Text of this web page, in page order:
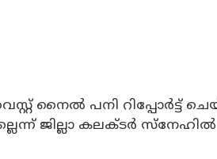
നൈൽ പനി റിപ്പോർട്ട്
ജില്ലാ കലക്ടർ